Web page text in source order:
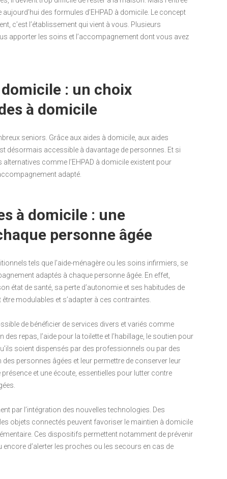
des formules d’EHPAD à domicile. Le concept
c’est l’établissement qui vient à vous. Plusieurs
apporter les soins et l’accompagnement dont vous avez
: un choix
à domicile
seniors. Grâce aux aides à domicile, aux aides
désormais accessible à davantage de personnes. Et si
comme l’EHPAD à domicile existent pour
adapté.
à domicile : une
personne âgée
tels que l’aide-ménagère ou les soins infirmiers, se
adaptés à chaque personne âgée. En effet,
état de santé, sa perte d’autonomie et ses habitudes de
modulables et s’adapter à ces contraintes.
de bénéficier de services divers et variés comme
repas, l’aide pour la toilette et l’habillage, le soutien pour
soient dispensés par des professionnels ou par des
personnes âgées et leur permettre de conserver leur
et une écoute, essentielles pour lutter contre
par l’intégration des nouvelles technologies. Des
objets connectés peuvent favoriser le maintien à domicile
Ces dispositifs permettent notamment de prévenir
d’alerter les proches ou les secours en cas de